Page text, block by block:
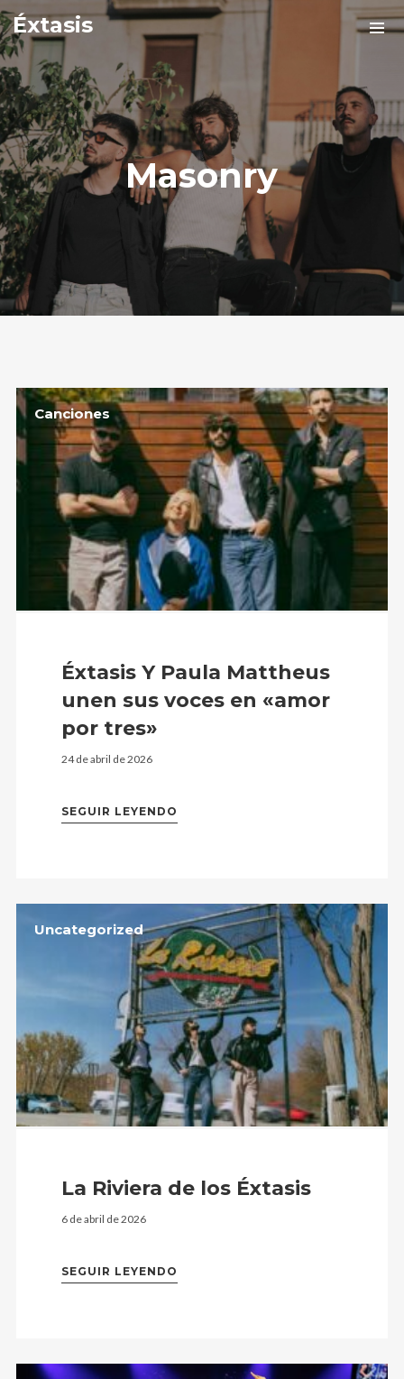
Éxtasis
Masonry
Canciones
Éxtasis Y Paula Mattheus
unen sus voces en «amor
por tres»
24 de abril de 2026
SEGUIR LEYENDO
Uncategorized
La Riviera de los Éxtasis
6 de abril de 2026
SEGUIR LEYENDO